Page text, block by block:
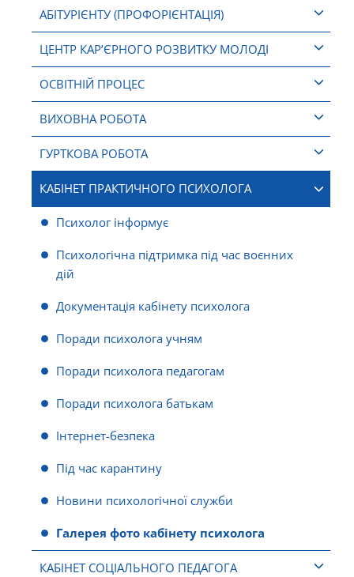
АБІТУРІЄНТУ (ПРОФОРІЄНТАЦІЯ)
ЦЕНТР КАР’ЄРНОГО РОЗВИТКУ МОЛОДІ
ОСВІТНІЙ ПРОЦЕС
ВИХОВНА РОБОТА
ГУРТКОВА РОБОТА
КАБІНЕТ ПРАКТИЧНОГО ПСИХОЛОГА
Психолог інформує
Психологічна підтримка під час воєнних
дій
Документація кабінету психолога
Поради психолога учням
Поради психолога педагогам
Поради психолога батькам
Інтернет-безпека
Під час карантину
Новини психологічної служби
Галерея фото кабінету психолога
КАБІНЕТ СОЦІАЛЬНОГО ПЕДАГОГА